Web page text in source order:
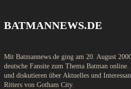
BATMANNEWS.DE
Mit Batmannews.de ging am 20. August
deutsche Fansite zum Thema Batman
und diskutieren über Aktuelles und
Ritters von Gotham City.